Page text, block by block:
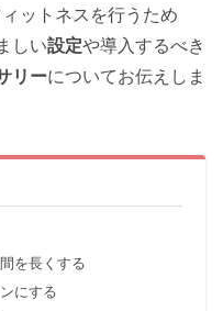
ットネスを行うため
しい設定や導入するべき
リーについてお伝えしま
を長くする
にする